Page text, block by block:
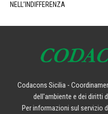
NELL’INDIFFERENZA
Codacons Sicilia -
dell'ambiente e dei diritti
Per informazioni sul servizio